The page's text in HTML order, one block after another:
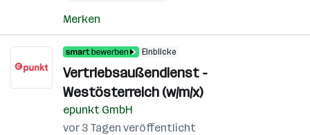
Merken
Einblicke
Vertriebsaußendienst -
Westösterreich (w/m/x)
epunkt GmbH
vor 3 Tagen veröffentlicht